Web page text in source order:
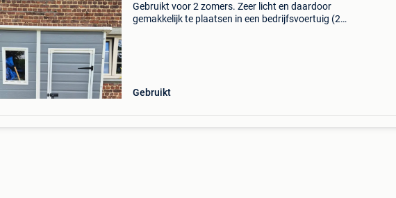
Gebruikt voor 2 zomers. Zeer licht en daardoor
gemakkelijk te plaatsen in een bedrijfsvoertuig (2m
Gebruikt